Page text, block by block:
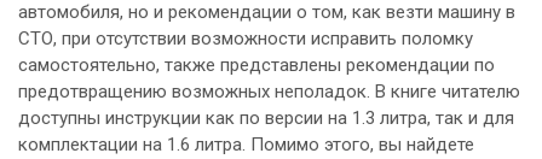
автомобиля, но и рекомендации о том, как везти машину в
СТО, при отсутствии возможности исправить поломку
самостоятельно, также представлены рекомендации по
предотвращению возможных неполадок. В книге читателю
доступны инструкции как по версии на 1.3 литра, так и для
комплектации на 1.6 литра. Помимо этого, вы найдете